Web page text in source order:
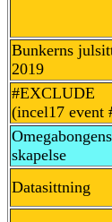
Bunkerns
2019
#EXCLUDE
(incel17 event
Omegabongens
skapelse
Datasittning